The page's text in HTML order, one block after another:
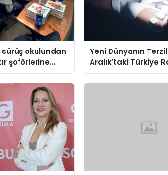
sürüş okulundan
şoförlerine
Yeni Dünyanın
Aralık’taki Türkiye
Otomasyon
üçüncü kez bir